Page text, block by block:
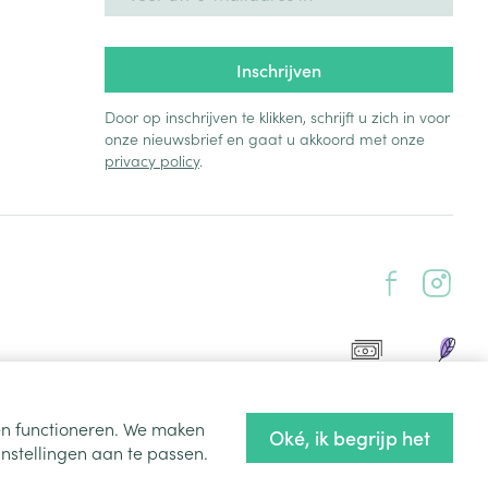
functioneren. We maken
aan te passen.
Oké, ik begrijp het
Inschrijven
Door op inschrijven te klikken, schrijft u zich in voor
onze nieuwsbrief en gaat u akkoord met onze
privacy policy.